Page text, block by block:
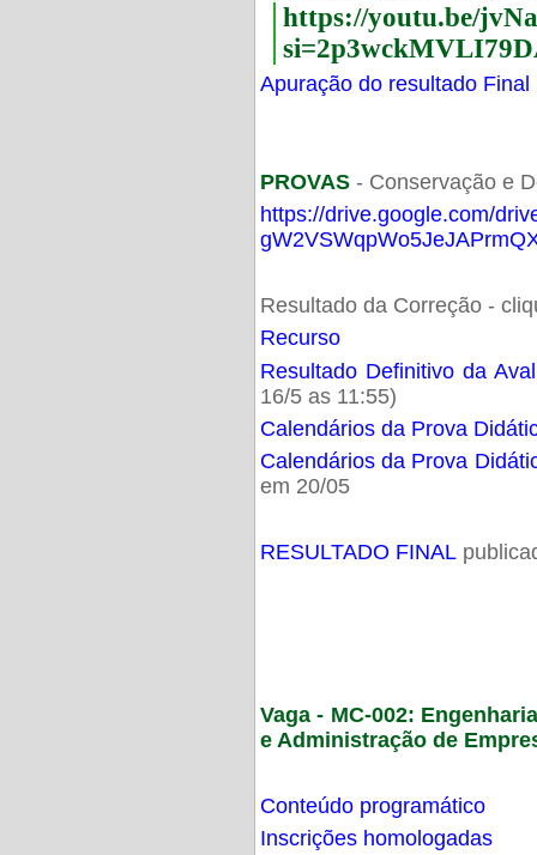
https://youtu.be/
Apuração do resultado Final
PROVAS- Conservação e
https://drive.google.com/
Resultado da Correção -
Recurso
Resultado Definitivo da
16/5 as 11:55)
Calendários da Prova
Calendários da Prova
em 20/05
RESULTADO FINAL
Vaga - MC-002:
e Administração de
Conteúdo programático
Inscrições homologadas